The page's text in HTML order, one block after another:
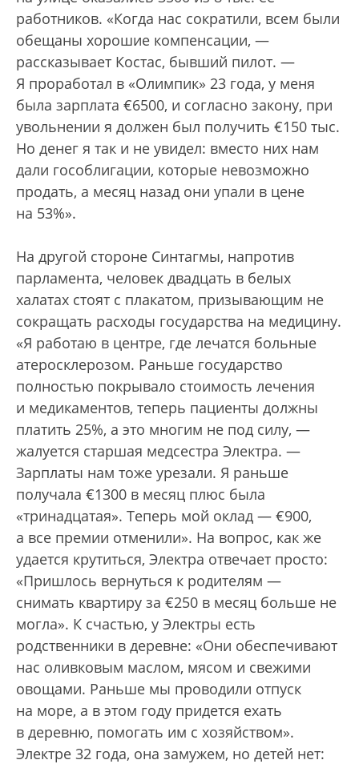
работников. «Когда нас сократили, всем были
обещаны хорошие компенсации, —
рассказывает Костас, бывший пилот. —
Я проработал в «Олимпик» 23 года, у меня
была зарплата €6500, и согласно закону, при
увольнении я должен был получить €150 тыс.
Но денег я так и не увидел: вместо них нам
дали гособлигации, которые невозможно
продать, а месяц назад они упали в цене
на 53%».
На другой стороне Синтагмы, напротив
парламента, человек двадцать в белых
халатах стоят с плакатом, призывающим не
сокращать расходы государства на медицину.
«Я работаю в центре, где лечатся больные
атеросклерозом. Раньше государство
полностью покрывало стоимость лечения
и медикаментов, теперь пациенты должны
платить 25%, а это многим не под силу, —
жалуется старшая медсестра Электра. —
Зарплаты нам тоже урезали. Я раньше
получала €1300 в месяц плюс была
«тринадцатая». Теперь мой оклад — €900,
а все премии отменили». На вопрос, как же
удается крутиться, Электра отвечает просто:
«Пришлось вернуться к родителям —
снимать квартиру за €250 в месяц больше не
могла». К счастью, у Электры есть
родственники в деревне: «Они обеспечивают
нас оливковым маслом, мясом и свежими
овощами. Раньше мы проводили отпуск
на море, а в этом году придется ехать
в деревню, помогать им с хозяйством».
Электре 32 года, она замужем, но детей нет: